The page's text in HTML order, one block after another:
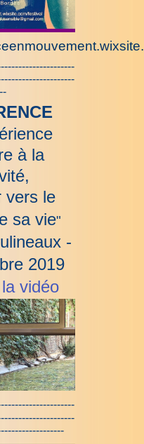
à la
vers le
sa vie"
-
2019
vidéo